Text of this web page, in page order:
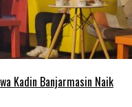
Kadin Banjarmasin Naik